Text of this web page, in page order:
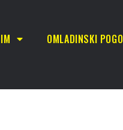
OMLADINSKI